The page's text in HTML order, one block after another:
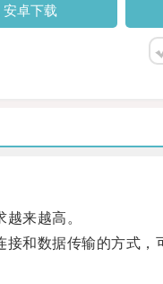
安卓下载
来越高。
数据传输的方式，